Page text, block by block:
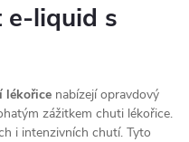
e-liquid s
lékořice nabízejí opravdový
zážitkem chuti lékořice.
i intenzivních chutí. Tyto